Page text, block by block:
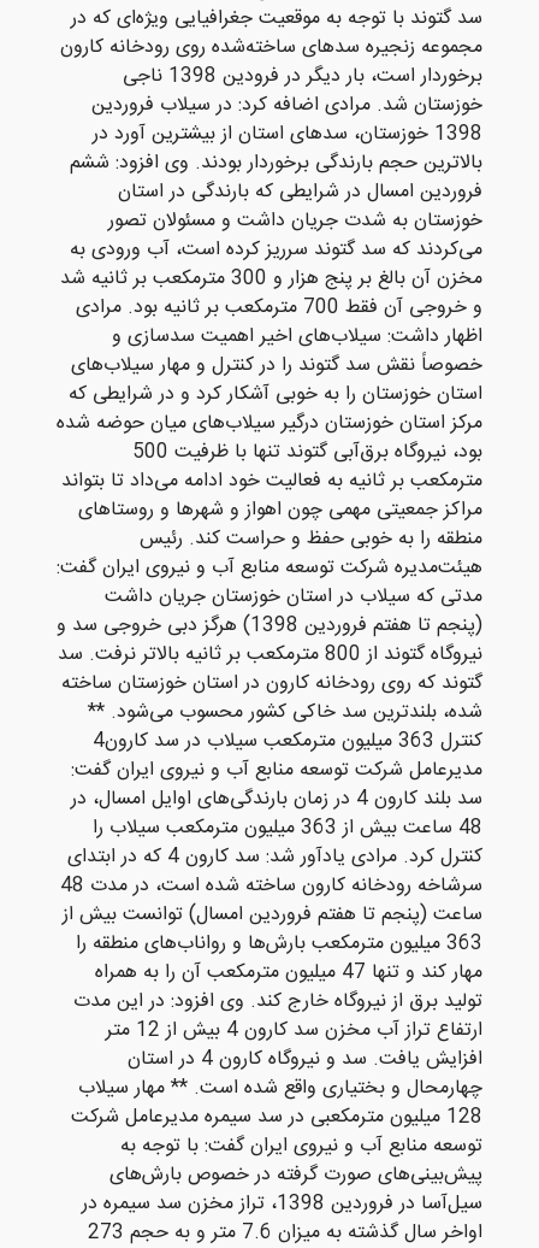
سد گتوند با توجه به موقعیت جغرافیایی ویژه‌ای که در
مجموعه زنجیره سدهای ساخته‌شده روی رودخانه کارون
برخوردار است، بار دیگر در فرودین 1398 ناجی
خوزستان شد. مرادی اضافه کرد: در سیلاب فروردین
1398 خوزستان، سدهای استان از بیشترین آورد در
بالاترین حجم بارندگی برخوردار بودند. وی افزود: ششم
فروردین امسال در شرایطی که بارندگی در استان
خوزستان به شدت جریان داشت و مسئولان تصور
می‌کردند که سد گتوند سرریز کرده است، آب ورودی به
مخزن آن بالغ بر پنج هزار و 300 مترمکعب بر ثانیه شد
و خروجی آن فقط 700 مترمکعب بر ثانیه بود. مرادی
اظهار داشت: سیلاب‌های اخیر اهمیت سدسازی و
خصوصاً نقش سد گتوند را در کنترل و مهار سیلاب‌های
استان خوزستان را به خوبی آشکار کرد و در شرایطی که
مرکز استان خوزستان درگیر سیلاب‌های میان حوضه شده
بود، نیروگاه برق‌آبی گتوند تنها با ظرفیت 500
مترمکعب بر ثانیه به فعالیت خود ادامه می‌داد تا بتواند
مراکز جمعیتی مهمی چون اهواز و شهرها و روستاهای
منطقه را به خوبی حفظ و حراست کند. رئیس
هیئت‌مدیره شرکت توسعه منابع آب و نیروی ایران گفت:
مدتی که سیلاب در استان خوزستان جریان داشت
(پنجم تا هفتم فروردین 1398) هرگز دبی خروجی سد و
نیروگاه گتوند از 800 مترمکعب بر ثانیه بالاتر نرفت. سد
گتوند که روی رودخانه کارون در استان خوزستان ساخته
شده، بلندترین سد خاکی کشور محسوب می‌شود. **
کنترل 363 میلیون مترمکعب سیلاب در سد کارون4
مدیرعامل شرکت توسعه منابع آب و نیروی ایران گفت:
سد بلند کارون 4 در زمان بارندگی‌های اوایل امسال، در
48 ساعت بیش از 363 میلیون مترمکعب سیلاب را
کنترل کرد. مرادی یادآور شد: سد کارون 4 که در ابتدای
سرشاخه رودخانه کارون ساخته شده است، در مدت 48
ساعت (پنجم تا هفتم فروردین امسال) توانست بیش از
363 میلیون مترمکعب بارش‌ها و رواناب‌های منطقه را
مهار کند و تنها 47 میلیون مترمکعب آن را به همراه
تولید برق از نیروگاه خارج کند. وی افزود: در این مدت
ارتفاع تراز آب مخزن سد کارون 4 بیش از 12 متر
افزایش یافت. سد و نیروگاه کارون 4 در استان
چهارمحال و بختیاری واقع شده است. ** مهار سیلاب
128 میلیون مترمکعبی در سد سیمره مدیرعامل شرکت
توسعه منابع آب و نیروی ایران گفت: با توجه به
پیش‌بینی‌های صورت گرفته در خصوص بارش‌های
سیل‌آسا در فروردین 1398، تراز مخزن سد سیمره در
اواخر سال گذشته به میزان 7.6 متر و به حجم 273